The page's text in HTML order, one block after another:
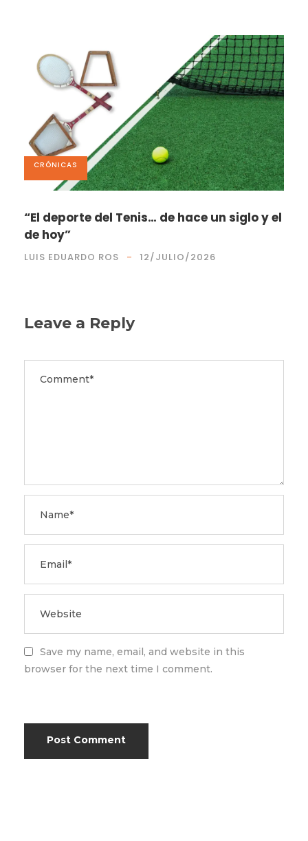
CRÓNICAS
“El deporte del Tenis… de hace un siglo y el
de hoy”
LUIS EDUARDO ROS 12/JULIO/2026
Leave a Reply
Save my name, email, and website in this
browser for the next time I comment.